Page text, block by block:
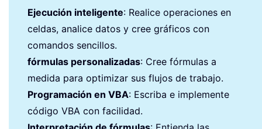
Ejecución inteligente: Realice operaciones en
celdas, analice datos y cree gráficos con
comandos sencillos.
fórmulas personalizadas: Cree fórmulas a
medida para optimizar sus flujos de trabajo.
Programación en VBA: Escriba e implemente
código VBA con facilidad.